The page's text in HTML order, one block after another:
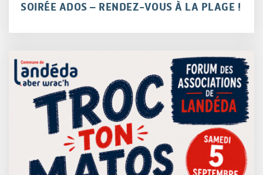
SOIRÉE ADOS – RENDEZ-VOUS À LA PLAGE !